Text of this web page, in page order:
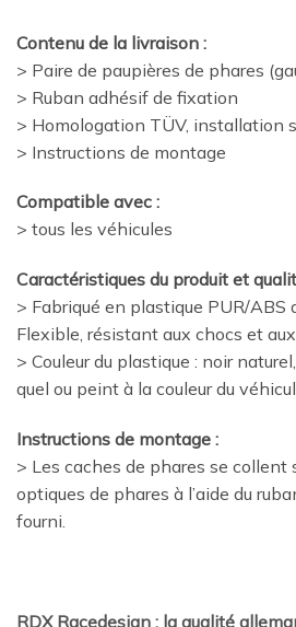
Contenu de la livraison :
> Paire de paupières de phares
> Ruban adhésif de fixation
> Homologation TÜV, installation
> Instructions de montage
Compatible avec :
> tous les véhicules
Caractéristiques du produit et
> Fabriqué en plastique PUR/ABS
Flexible, résistant aux chocs et
> Couleur du plastique : noir
quel ou peint à la couleur du
Instructions de montage :
> Les caches de phares se collent
optiques de phares à l’aide du
fourni.
RDX Racedesign : la qualité